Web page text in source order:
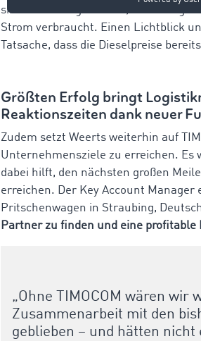
sinkende Energiekosten, da die
Strom verbraucht. Einen Lichtblick
Tatsache, dass die Dieselpreise
Größten Erfolg bringt
Reaktionszeiten dank neuer
Zudem setzt Weerts weiterhin auf
Unternehmensziele zu erreichen. Es
dabei hilft, den nächsten großen
erreichen. Der Key Account
Pritschenwagen in Straubing,
Partner zu finden und eine profitable
„Ohne TIMOCOM wären
Zusammenarbeit mit den
geblieben – und hätten